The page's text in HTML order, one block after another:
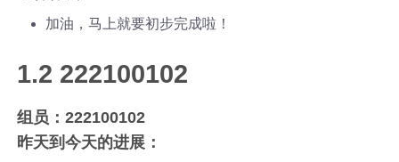
加油，马上就要初步完成啦！
1.2 222100102
组员：222100102
昨天到今天的进展：